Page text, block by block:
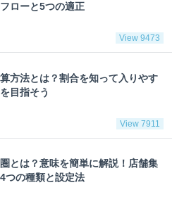
ローと5つの適正
View 9473
方法とは？割合を知って入りやす
目指そう
View 7911
圏とは？意味を簡単に解説！店舗集
つの種類と設定法